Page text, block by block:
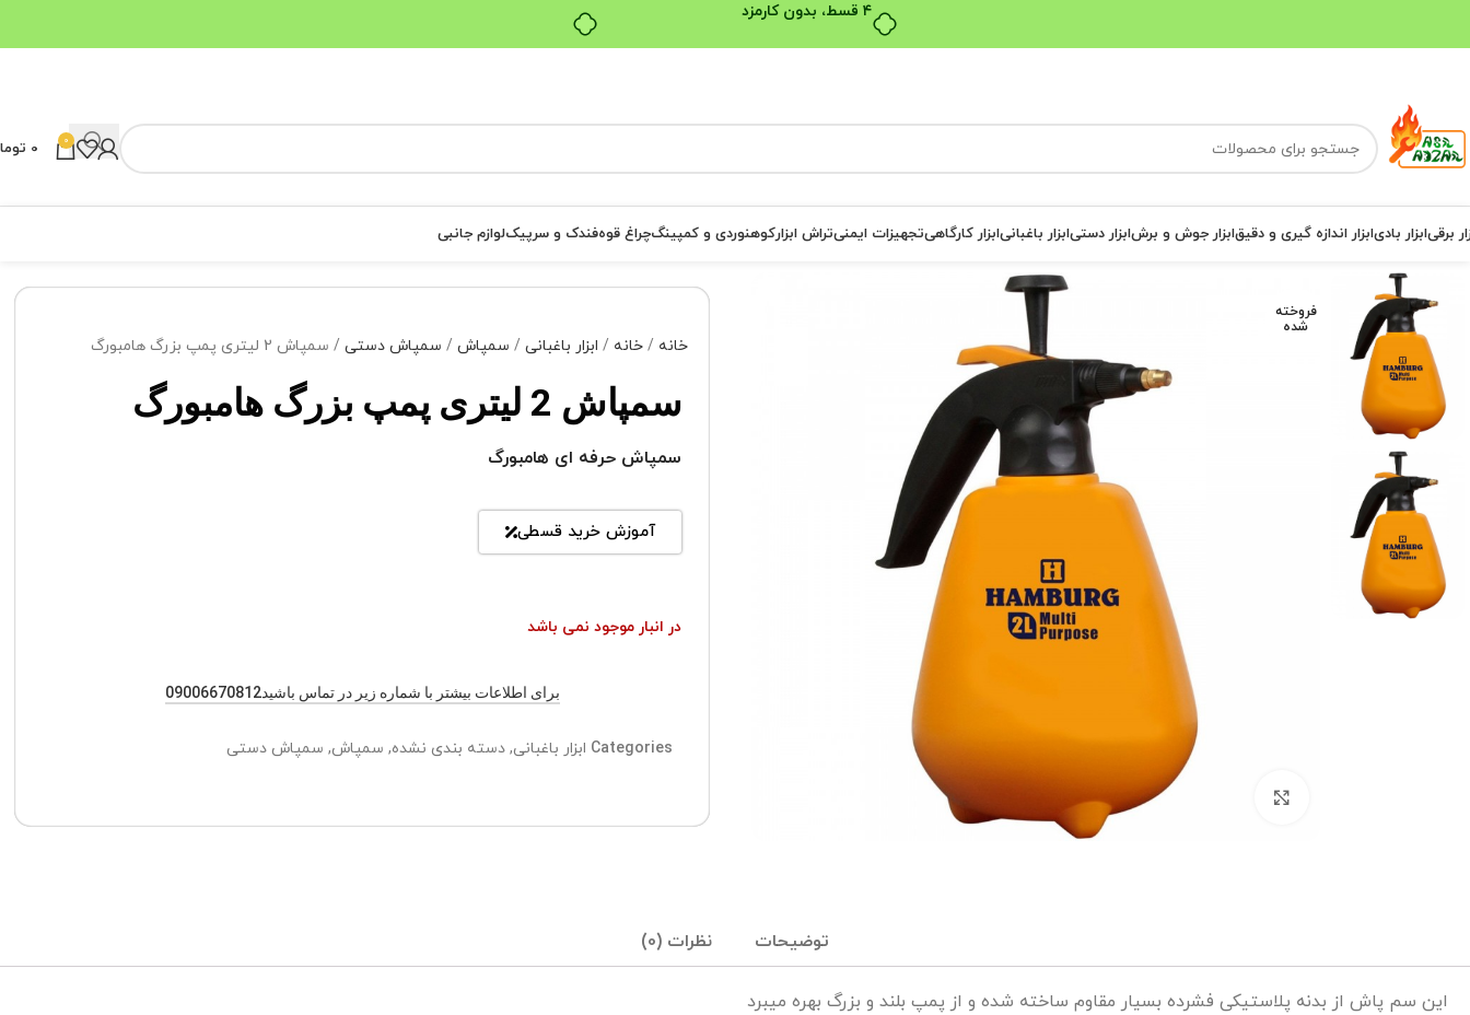
بدون ضامن، بدون سود
0
0
برقیابزار بادیابزار اندازه گیری و دقیقابزار جوش و برشابزار دستیابزار باغبانیابزار کارگاهیتجهیزات ایمنیتراش ابزارکوهنوردی و کمپینگچراغ قوهفندک و سرپیکلوازم جانبی
فروخته
شده
برای بزرگنمایی کلیک کنید
خانه خانه ابزار باغبانی سمپاش سمپاش دستی سمپاش 2 لیتری پمپ بزرگ هامبورگ
سمپاش 2 لیتری پمپ بزرگ هامبورگ
سمپاش حرفه ای هامبورگ
آموزش خرید قسطی
در انبار موجود نمی باشد
برای اطلاعات بیشتر با شماره زیر در تماس باشید09006670812
Categories ابزار باغبانی, دسته بندی نشده, سمپاش, سمپاش دستی
توضیحات نظرات (0)
این سم پاش از بدنه پلاستیکی فشرده بسیار مقاوم ساخته شده و از پمپ بلند و بزرگ بهره میبرد